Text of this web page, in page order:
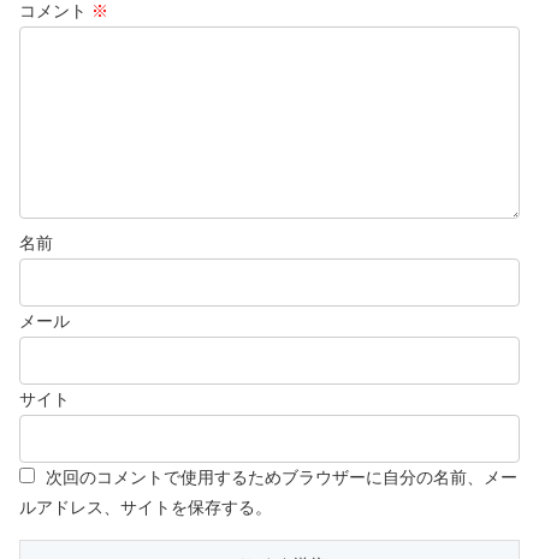
コメント ※
名前
メール
サイト
次回のコメントで使用するためブラウザーに自分の名前、メー
ルアドレス、サイトを保存する。